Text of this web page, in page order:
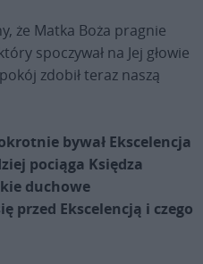
że Matka Boża pragnie
spoczywał na Jej głowie
zdobił teraz naszą
bywał Ekscelencja
pociąga Księdza
duchowe
przed Ekscelencją i czego